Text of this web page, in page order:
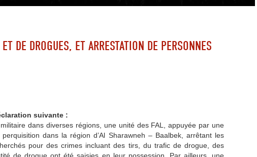
DE DROGUES, ET ARRESTATION DE PERSONNES
suivante :
dans diverses régions, une unité des FAL, appuyée par une
dans la région d’Al Sharawneh – Baalbek, arrêtant les
pour des crimes incluant des tirs, du trafic de drogue, des